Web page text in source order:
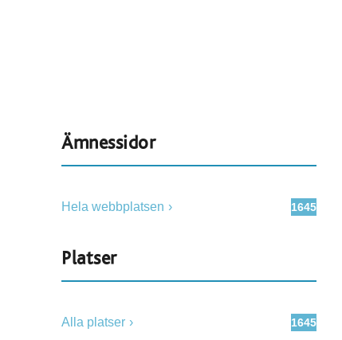
Ämnessidor
1645
Hela webbplatsen
Platser
1645
Alla platser